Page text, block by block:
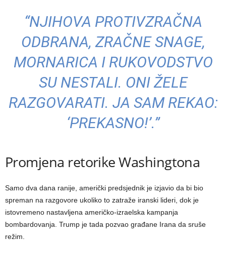
“NJIHOVA PROTIVZRAČNA
ODBRANA, ZRAČNE SNAGE,
MORNARICA I RUKOVODSTVO
SU NESTALI. ONI ŽELE
RAZGOVARATI. JA SAM REKAO:
‘PREKASNO!’.”
Promjena retorike Washingtona
Samo dva dana ranije, američki predsjednik je izjavio da bi bio
spreman na razgovore ukoliko to zatraže iranski lideri, dok je
istovremeno nastavljena američko-izraelska kampanja
bombardovanja. Trump je tada pozvao građane Irana da sruše
režim.